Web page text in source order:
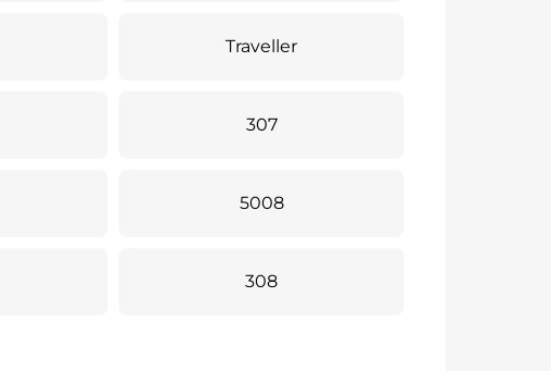
Traveller
307
5008
308